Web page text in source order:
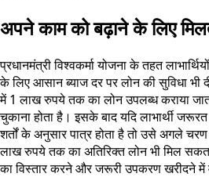
अपने काम को बढ़ाने के लिए
प्रधानमंत्री विश्वकर्मा योजना के तहत
के लिए आसान ब्याज दर पर लोन की सुविधा
में 1 लाख रुपये तक का लोन उपलब्ध कराया
चुकाना होता है। इसके बाद यदि लाभार्थी
शर्तों के अनुसार पात्र होता है तो उसे अगले
लाख रुपये तक का अतिरिक्त लोन भी मिल
का विस्तार करने और जरूरी उपकरण खरीदने